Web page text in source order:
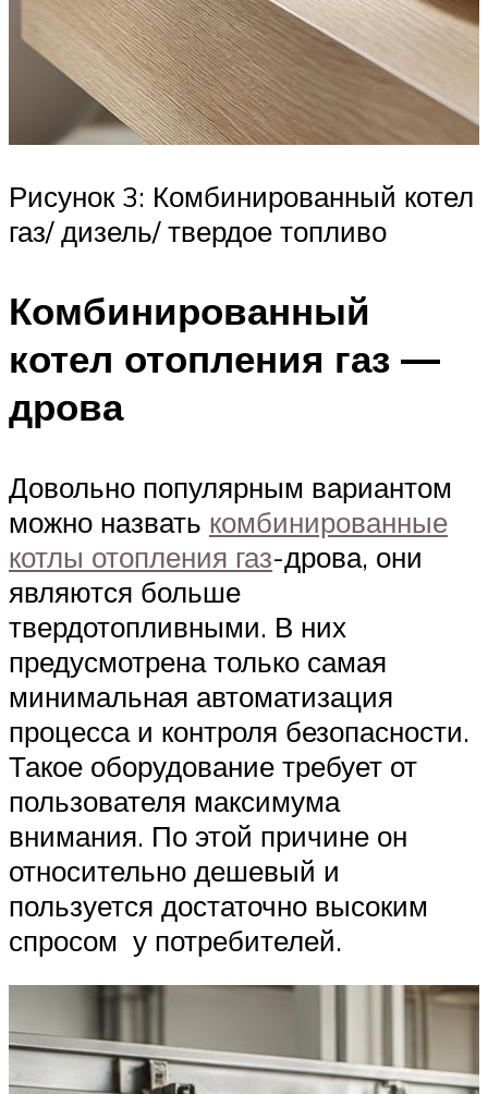
Рисунок 3: Комбинированный котел
газ/ дизель/ твердое топливо
Комбинированный
котел отопления газ —
дрова
Довольно популярным вариантом
можно назвать комбинированные
котлы отопления газ-дрова, они
являются больше
твердотопливными. В них
предусмотрена только самая
минимальная автоматизация
процесса и контроля безопасности.
Такое оборудование требует от
пользователя максимума
внимания. По этой причине он
относительно дешевый и
пользуется достаточно высоким
спросом у потребителей.